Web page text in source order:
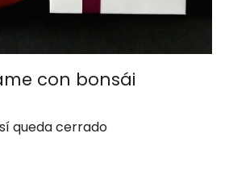
con bonsái
queda cerrado